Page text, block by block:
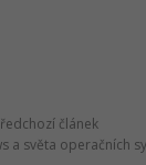
článek
a světa operačních